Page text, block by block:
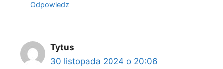
Odpowiedz
Tytus
30 listopada 2024 o 20:06